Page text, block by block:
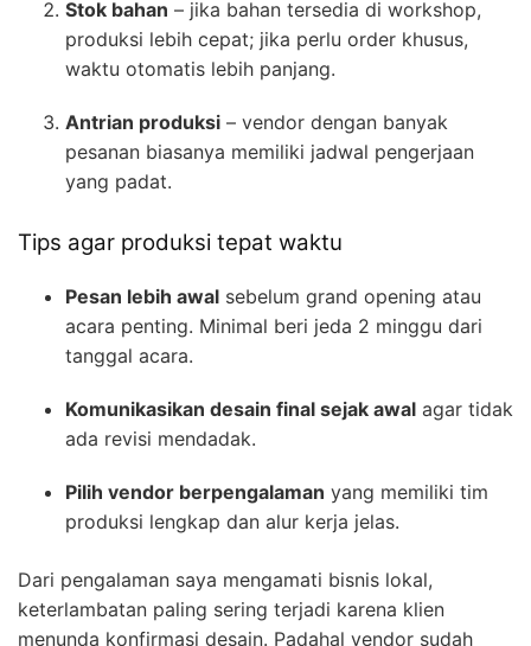
Stok bahan – jika bahan tersedia di workshop,
produksi lebih cepat; jika perlu order khusus,
waktu otomatis lebih panjang.
Antrian produksi – vendor dengan banyak
pesanan biasanya memiliki jadwal pengerjaan
yang padat.
Tips agar produksi tepat waktu
Pesan lebih awal sebelum grand opening atau
acara penting. Minimal beri jeda 2 minggu dari
tanggal acara.
Komunikasikan desain final sejak awal agar tidak
ada revisi mendadak.
Pilih vendor berpengalaman yang memiliki tim
produksi lengkap dan alur kerja jelas.
Dari pengalaman saya mengamati bisnis lokal,
keterlambatan paling sering terjadi karena klien
menunda konfirmasi desain. Padahal vendor sudah